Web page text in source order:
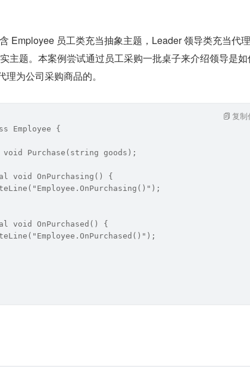
Employee 员工类充当抽象主题，Leader 领导类充当代
主题。本案例尝试通过员工采购一批桌子来介绍领导是
为公司采购商品的。
Employee {
Purchase(string goods);
void OnPurchasing() {
void OnPurchased() {
复制